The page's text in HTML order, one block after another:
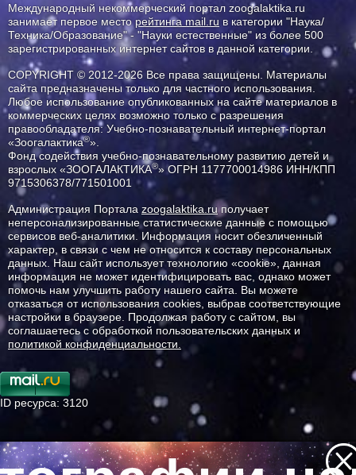
Международный некоммерческий портал zoogalaktika.ru
занимает первое месторейтинга mail.ru в категории "Наука/
Техника/Образование" - "Науки естественные" из более 500
зарегистрированных интернет сайтов в данной категории.
COPYRIGHT © 2012-2026 Все права защищены. Материалы
сайта предназначены только для частного использования.
Любое использование опубликованных на сайте материалов в
коммерческих целях возможно только с разрешения
правообладателя: Учебно-познавательный интернет-портал
«Зоогалактика®».
Фонд содействия учебно-познавательному развитию детей и
взрослых «ЗООГАЛАКТИКА®» ОГРН 1177700014986 ИНН/КПП
9715306378/771501001
Администрация Портала zoogalaktika.ruполучает
неперсонализированные статистические данные с помощью
сервисов веб-аналитики. Информация носит обезличенный
характер, в связи с чем не относится к составу персональных
данных. Наш сайт использует технологию «cookie», данная
информация не может идентифицировать вас, однако может
помочь нам улучшить работу нашего сайта. Вы можете
отказаться от использования cookies, выбрав соответствующие
настройки в браузере. Продолжая работу с сайтом, вы
соглашаетесь с обработкой пользовательских данных и
политикой конфиденциальности.
ID ресурса: 3120